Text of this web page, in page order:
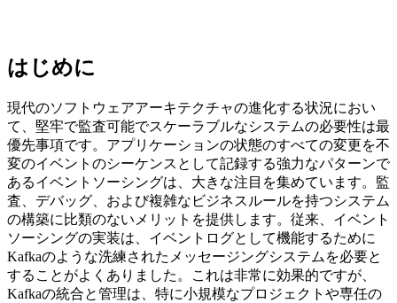
はじめに
現代のソフトウェアアーキテクチャの進化する状況におい
て、堅牢で監査可能でスケーラブルなシステムの必要性は最
優先事項です。アプリケーションの状態のすべての変更を不
変のイベントのシーケンスとして記録する強力なパターンで
あるイベントソーシングは、大きな注目を集めています。監
査、デバッグ、および複雑なビジネスルールを持つシステム
の構築に比類のないメリットを提供します。従来、イベント
ソーシングの実装は、イベントログとして機能するために
Kafkaのような洗練されたメッセージングシステムを必要と
することがよくありました。これは非常に効果的ですが、
Kafkaの統合と管理は、特に小規模なプロジェクトや専任の